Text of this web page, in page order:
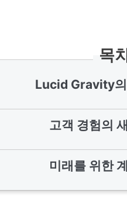
목
Lucid Gravity
고객 경험의
미래를 위한